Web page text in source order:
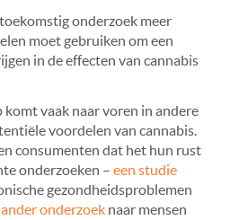
onderzoek meer
moet gebruiken om een
in de effecten van cannabis
vaak naar voren in andere
voordelen van cannabis.
consumenten dat het hun rust
onderzoeken – een studie
gezondheidsproblemen
ander onderzoek naar mensen